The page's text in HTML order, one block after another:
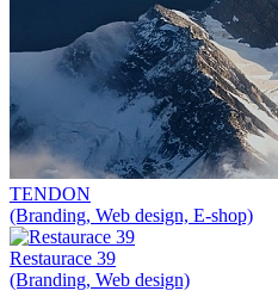
TENDON
(Branding, Web design, E-shop)
Restaurace 39
(Branding, Web design)